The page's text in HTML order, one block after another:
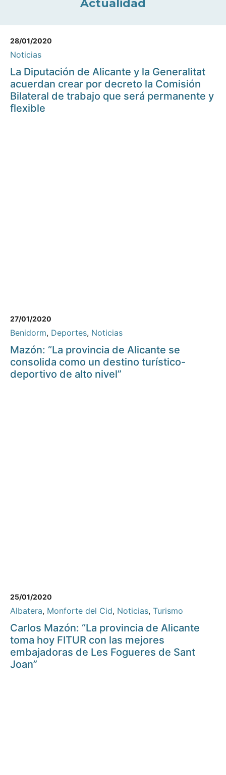
Actualidad
28/01/2020
Noticias
La Diputación de Alicante y la Generalitat
acuerdan crear por decreto la Comisión
Bilateral de trabajo que será permanente y
flexible
27/01/2020
Benidorm, Deportes, Noticias
Mazón: “La provincia de Alicante se
consolida como un destino turístico-
deportivo de alto nivel”
25/01/2020
Albatera, Monforte del Cid, Noticias, Turismo
Carlos Mazón: “La provincia de Alicante
toma hoy FITUR con las mejores
embajadoras de Les Fogueres de Sant
Joan”